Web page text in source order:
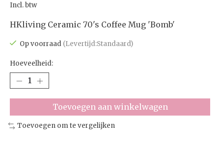
Incl. btw
HKliving Ceramic 70's Coffee Mug 'Bomb'
Op voorraad (Levertijd:Standaard)
Hoeveelheid:
Toevoegen aan winkelwagen
Toevoegen om te vergelijken